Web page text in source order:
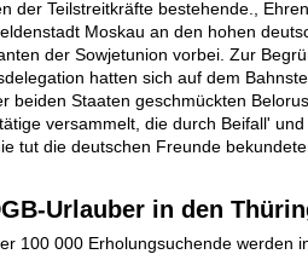
der Teilstreitkräfte bestehende.,
Moskau an den hohen
der Sowjetunion vorbei. Zur
hatten sich auf dem
beiden Staaten geschmückten
versammelt, die durch Beifall'
tut die deutschen Freunde
Urlauber in den
100 000 Erholungsuchende werden